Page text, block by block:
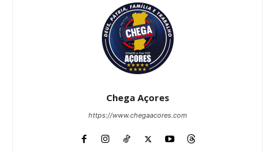
Chega Açores
https://www.chegaacores.com